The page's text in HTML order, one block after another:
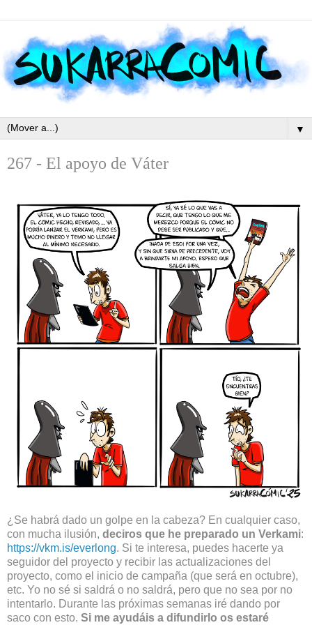
▼
267 - El apoyo de Váter
¿Se habrá dado un golpe en la cabeza? En cualquier caso,
con mucha ilusión, deciros que he preparado un Verkami:
https://vkm.is/everlong. Si te interesa, puedes hacerte ya
seguidor del proyecto y recibir las actualizaciones del
proyecto, como el inicio de campaña (que será en octubre),
etc. Yo no sé si saldrá o no saldrá, pero que no sea por no
intentarlo. Durante las próximas semanas iré dando por
saco con esto. Si me ayudáis a difundirlo os estaré